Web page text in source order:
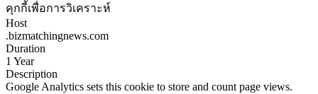
คุกกี้เพื่อการวิเคราะห์
Host
.bizmatchingnews.com
Duration
1 Year
Description
Google Analytics sets this cookie to store and count page views.